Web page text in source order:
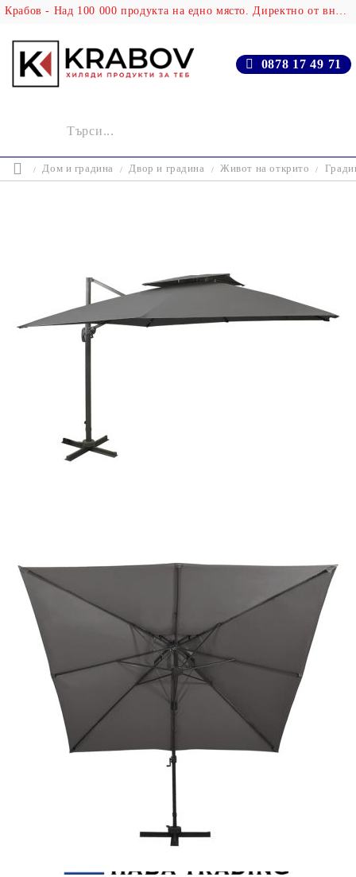
Крабов - Над 100 000 продукта на едно място. Директно от вносителя!
0878 17 49 71
Дом и градина Двор и градина Живот на открито